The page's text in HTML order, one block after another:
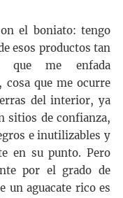
el boniato: tengo
esos productos tan
que me enfada
cosa que me ocurre
del interior, ya
sitios de confianza,
e inutilizables y
en su punto. Pero
por el grado de
un aguacate rico es